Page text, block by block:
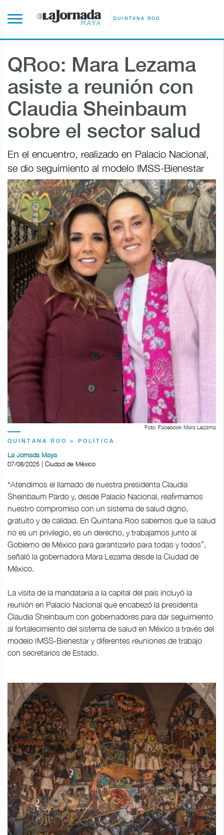
QUINTANA ROO
QRoo: Mara Lezama
asiste a reunión con
Claudia Sheinbaum
sobre el sector salud
En el encuentro, realizado en Palacio Nacional,
se dio seguimiento al modelo IMSS-Bienestar
Foto: Facebook Mara Lezama
QUINTANA ROO > POLÍTICA
La Jornada Maya
07/08/2025 | Ciudad de México
“Atendimos el llamado de nuestra presidenta Claudia
Sheinbaum Pardo y, desde Palacio Nacional, reafirmamos
nuestro compromiso con un sistema de salud digno,
gratuito y de calidad. En Quintana Roo sabemos que la salud
no es un privilegio, es un derecho, y trabajamos junto al
Gobierno de México para garantizarlo para todas y todos”,
señaló la gobernadora Mara Lezama desde la Ciudad de
México.
La visita de la mandataria a la capital del país incluyó la
reunión en Palacio Nacional que encabezó la presidenta
Claudia Sheinbaum con gobernadores para dar seguimiento
al fortalecimiento del sistema de salud en México a través del
modelo IMSS-Bienestar y diferentes reuniones de trabajo
con secretarios de Estado.